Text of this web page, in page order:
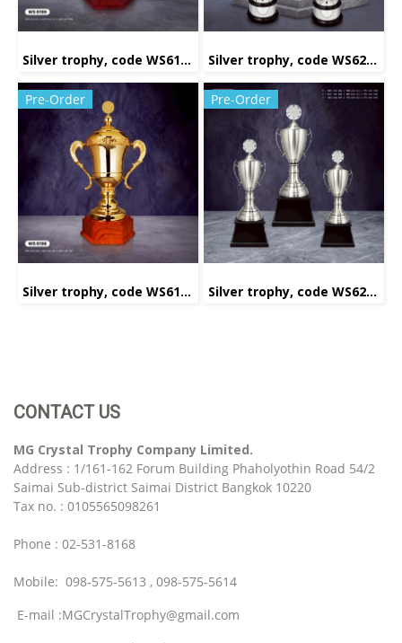
Silver trophy, code WS6199 Silver trophy, code WS6232
Pre-Order
Silver trophy, code WS6198
Pre-Order
Silver trophy, code WS6222
CONTACT US
MG Crystal Trophy Company Limited.
Address : 1/161-162 Forum Building Phaholyothin Road 54/2
Saimai Sub-district Saimai District Bangkok 10220
Tax no. : 0105565098261
Phone : 02-531-8168
Mobile: 098-575-5613 , 098-575-5614
E-mail :MGCrystalTrophy@gmail.com